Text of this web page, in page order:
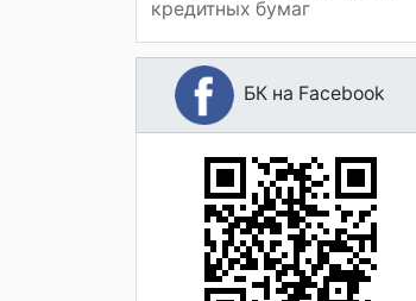
кредитных бумаг
БК на Facebook